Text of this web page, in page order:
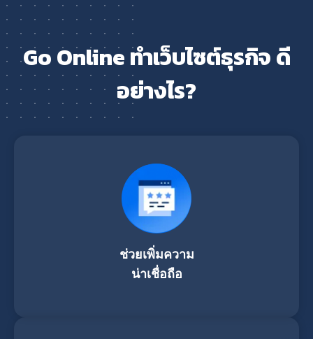
Go Online ทำเว็บไซต์ธุรกิจ ดี
อย่างไร?
ช่วยเพิ่มความ
น่าเชื่อถือ